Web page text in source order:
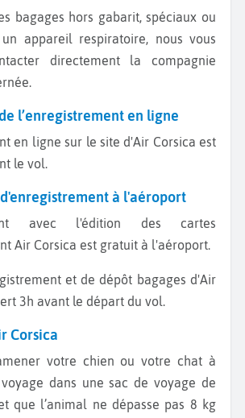
appareil respiratoire, nous vous
directement la compagnie
l’enregistrement en ligne
le vol.
à l'aéroport
Air Corsica est gratuit à l'aéroport.
3h avant le départ du vol.
Corsica
dans une sac de voyage de
que l’animal ne dépasse pas 8 kg